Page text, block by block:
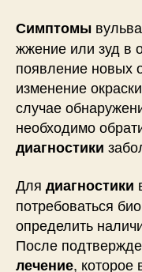
Симптомы
жжение или зуд в
появление новых
изменение
случае
необходимо
диагностики
Для диагностики
потребоваться
определить
После
лечение, которое